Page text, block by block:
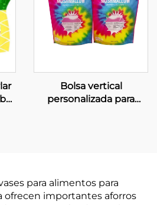
Bolsa vertical
personalizada para
para alimentos para
ofrecen importantes aforros